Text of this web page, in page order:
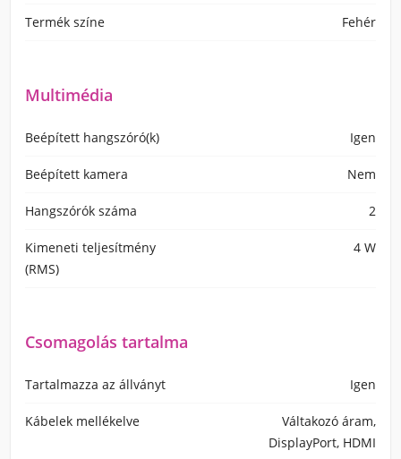
Termék színe Fehér
Multimédia
Beépített hangszóró(k) Igen
Beépített kamera Nem
Hangszórók száma 2
Kimeneti teljesítmény
(RMS)
4 W
Csomagolás tartalma
Tartalmazza az állványt Igen
Kábelek mellékelve
Váltakozó áram,
DisplayPort, HDMI